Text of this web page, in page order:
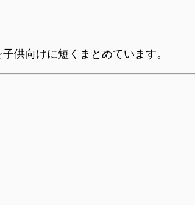
供向けに短くまとめています。